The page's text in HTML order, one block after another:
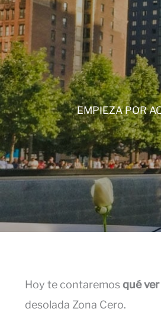
Ir
al
contenido
EMPIEZA POR
Hoy te contaremosqué
desolada Zona Cero.